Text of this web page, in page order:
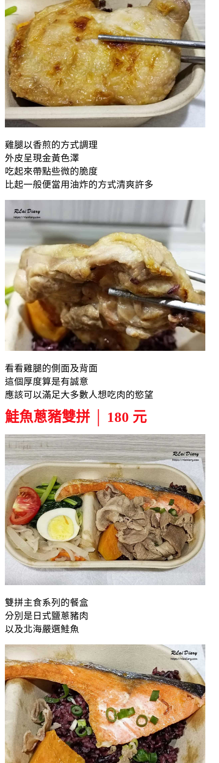
雞腿以香煎的方式調理
外皮呈現金黃色澤
吃起來帶點些微的脆度
比起一般便當用油炸的方式清爽許多
看看雞腿的側面及背面
這個厚度算是有誠意
應該可以滿足大多數人想吃肉的慾望
鮭魚蔥豬雙拼 │ 180 元
雙拼主食系列的餐盒
分別是日式鹽蔥豬肉
以及北海嚴選鮭魚